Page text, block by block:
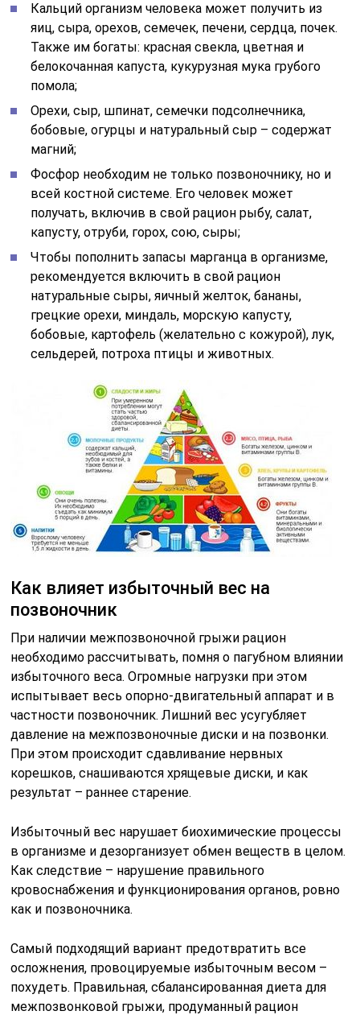
Кальций организм человека может получить из
яиц, сыра, орехов, семечек, печени, сердца, почек.
Также им богаты: красная свекла, цветная и
белокочанная капуста, кукурузная мука грубого
помола;
Орехи, сыр, шпинат, семечки подсолнечника,
бобовые, огурцы и натуральный сыр – содержат
магний;
Фосфор необходим не только позвоночнику, но и
всей костной системе. Его человек может
получать, включив в свой рацион рыбу, салат,
капусту, отруби, горох, сою, сыры;
Чтобы пополнить запасы марганца в организме,
рекомендуется включить в свой рацион
натуральные сыры, яичный желток, бананы,
грецкие орехи, миндаль, морскую капусту,
бобовые, картофель (желательно с кожурой), лук,
сельдерей, потроха птицы и животных.
Как влияет избыточный вес на
позвоночник
При наличии межпозвоночной грыжи рацион
необходимо рассчитывать, помня о пагубном влиянии
избыточного веса. Огромные нагрузки при этом
испытывает весь опорно-двигательный аппарат и в
частности позвоночник. Лишний вес усугубляет
давление на межпозвоночные диски и на позвонки.
При этом происходит сдавливание нервных
корешков, снашиваются хрящевые диски, и как
результат – раннее старение.
Избыточный вес нарушает биохимические процессы
в организме и дезорганизует обмен веществ в целом.
Как следствие – нарушение правильного
кровоснабжения и функционирования органов, ровно
как и позвоночника.
Самый подходящий вариант предотвратить все
осложнения, провоцируемые избыточным весом –
похудеть. Правильная, сбалансированная диета для
межпозвонковой грыжи, продуманный рацион